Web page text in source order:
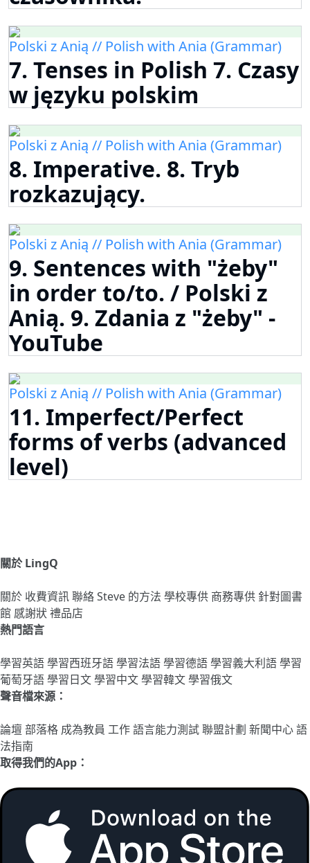
Polski z Anią // Polish with Ania (Grammar)
7. Tenses in Polish 7. Czasy
w języku polskim
Polski z Anią // Polish with Ania (Grammar)
8. Imperative. 8. Tryb
rozkazujący.
Polski z Anią // Polish with Ania (Grammar)
9. Sentences with "żeby"
in order to/to. / Polski z
Anią. 9. Zdania z "żeby" -
YouTube
Polski z Anią // Polish with Ania (Grammar)
11. Imperfect/Perfect
forms of verbs (advanced
level)
關於 LingQ
關於 收費資訊聯絡Steve 的方法 學校專供 商務專供 針對圖書
館 感謝狀禮品店
熱門語言
學習英語學習西班牙語學習法語學習德語學習義大利語學習
葡萄牙語學習日文學習中文學習韓文學習俄文
聲音檔來源：
論壇部落格 成為教員 工作語言能力測試聯盟計劃 新聞中心語
法指南
取得我們的App：